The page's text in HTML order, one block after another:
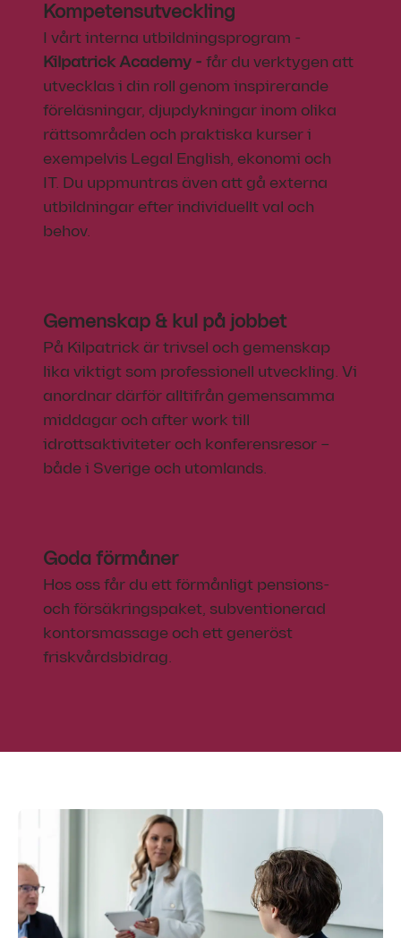
Kompetensutveckling
I vårt interna utbildningsprogram -
Kilpatrick Academy - får du verktygen att
utvecklas i din roll genom inspirerande
föreläsningar, djupdykningar inom olika
rättsområden och praktiska kurser i
exempelvis Legal English, ekonomi och
IT. Du uppmuntras även att gå externa
utbildningar efter individuellt val och
behov.
Gemenskap & kul på jobbet
På Kilpatrick är trivsel och gemenskap
lika viktigt som professionell utveckling. Vi
anordnar därför alltifrån gemensamma
middagar och after work till
idrottsaktiviteter och konferensresor –
både i Sverige och utomlands.
Goda förmåner
Hos oss får du ett förmånligt pensions-
och försäkringspaket, subventionerad
kontorsmassage och ett generöst
friskvårdsbidrag.